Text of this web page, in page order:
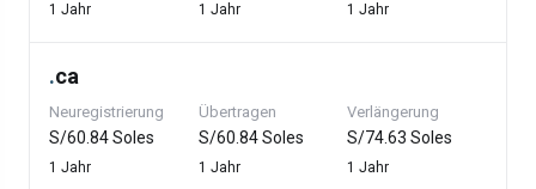
1 Jahr 1 Jahr 1 Jahr
.ca
Neuregistrierung
S/60.84 Soles
1 Jahr
Übertragen
S/60.84 Soles
1 Jahr
Verlängerung
S/74.63 Soles
1 Jahr